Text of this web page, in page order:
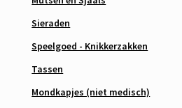
Sieraden
Speelgoed - Knikkerzakken
Tassen
Mondkapjes (niet medisch)